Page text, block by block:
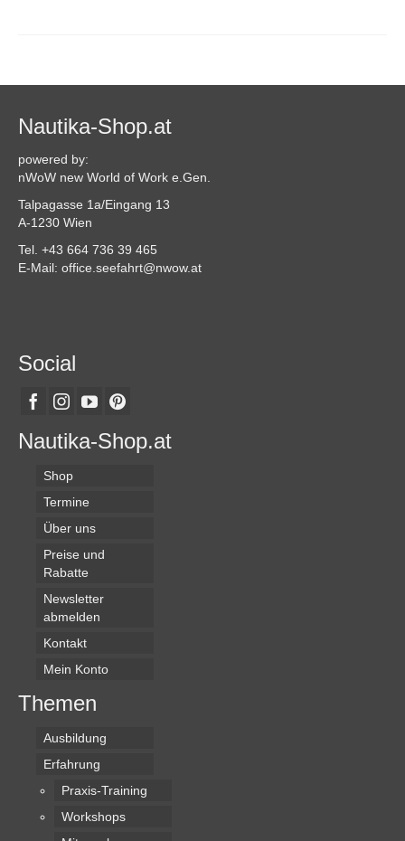
Nautika-Shop.at
powered by:
nWoW new World of Work e.Gen.
Talpagasse 1a/Eingang 13
A-1230 Wien
Tel. +43 664 736 39 465
E-Mail: office.seefahrt@nwow.at
Social
Nautika-Shop.at
Shop
Termine
Über uns
Preise und
Rabatte
Newsletter
abmelden
Kontakt
Mein Konto
Themen
Ausbildung
Erfahrung
Praxis-Training
Workshops